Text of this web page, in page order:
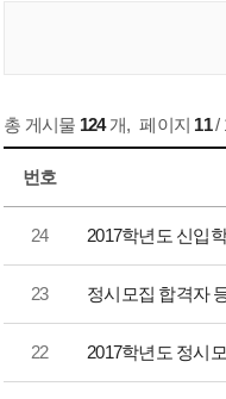
총 게시물 124개, 페이지 11/
번호
24 2017학년도 신입
23 정시모집 합격자
22 2017학년도 정시